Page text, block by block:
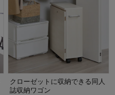
クローゼットに収納できる同人
誌収納ワゴン